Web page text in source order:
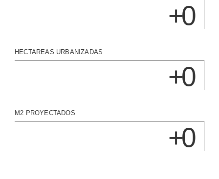
+0
HECTAREAS URBANIZADAS
+0
M2 PROYECTADOS
+0